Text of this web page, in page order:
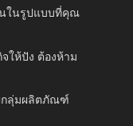
ในรูปแบบที่คุณ
ให้ปัง ต้องห้าม
กลุ่มผลิตภัณฑ์